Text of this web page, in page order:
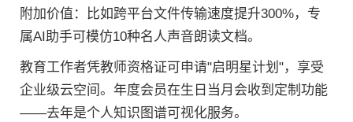
附加价值：比如跨平台文件传输速度提升300%，专
属AI助手可模仿10种名人声音朗读文档。
教育工作者凭教师资格证可申请"启明星计划"，享受
企业级云空间。年度会员在生日当月会收到定制功能
——去年是个人知识图谱可视化服务。